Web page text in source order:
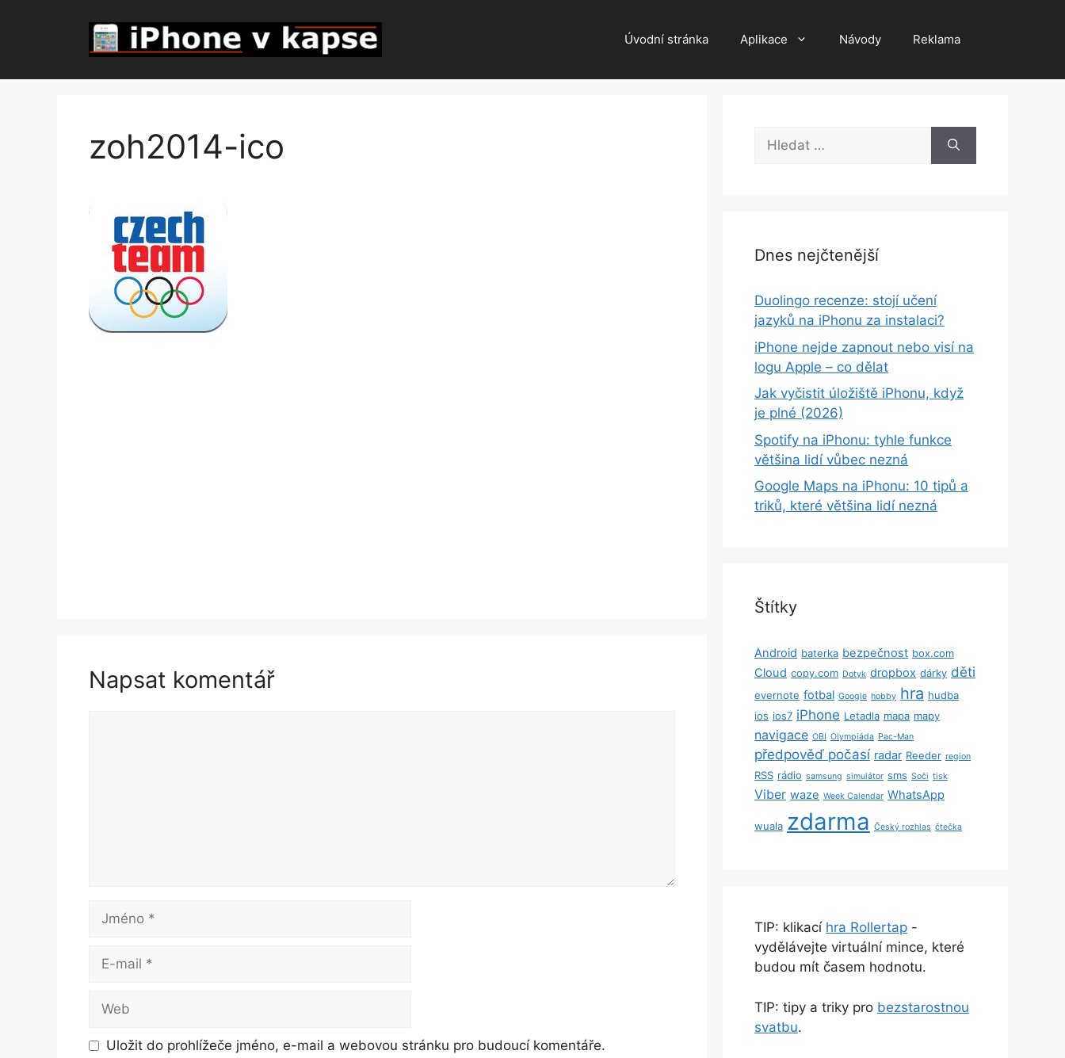
Úvodní stránka Aplikace Návody Reklama
zoh2014-ico
Napsat komentář
Jméno
mail
Uložit do prohlížeče jméno, e-mail a webovou stránku pro budoucí komentáře.
Hledat:
Dnes nejčtenější
Duolingo recenze: stojí učení
jazyků na iPhonu za instalaci?
iPhone nejde zapnout nebo visí na
logu Apple – co dělat
Jak vyčistit úložiště iPhonu, když
je plné (2026)
Spotify na iPhonu: tyhle funkce
většina lidí vůbec nezná
Google Maps na iPhonu: 10 tipů a
triků, které většina lidí nezná
Štítky
Android baterka bezpečnost box.com
Cloud copy.com Dotyk dropbox dárky děti
evernote fotbal Google hobby hra hudba
ios ios7 iPhone Letadla mapa mapy
navigace OBI Olympiáda Pac-Man
předpověď počasí radar Reeder region
RSS rádio samsung simulátor sms Soči tisk
Viber waze Week Calendar WhatsApp
wuala zdarma Český rozhlas čtečka
TIP: klikací hra Rollertap -
vydělávejte virtuální mince, které
budou mít časem hodnotu.
TIP: tipy a triky pro bezstarostnou
svatbu.